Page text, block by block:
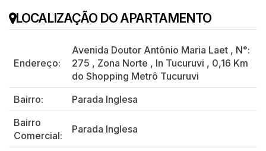
LOCALIZAÇÃO DO APARTAMENTO
Endereço:
Avenida Doutor Antônio Maria Laet , N°:
275 , Zona Norte , In Tucuruvi , 0,16 Km
do Shopping Metrô Tucuruvi
Bairro:
Parada Inglesa
Bairro
Comercial:
Parada Inglesa